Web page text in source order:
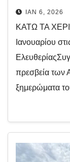
ΙΑΝ 6, 2026
ΚΑΤΩ ΤΑ
Ιανουαρίου
πρεσβεία των
ξημερώματα